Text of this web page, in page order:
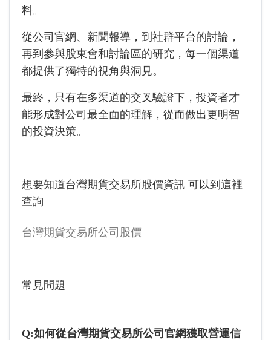
料。
從公司官網、新聞報導，到社群平台的討論，
再到參與股東會和討論區的研究，每一個渠道
都提供了獨特的視角與洞見。
最終，只有在多渠道的交叉驗證下，投資者才
能形成對公司最全面的理解，從而做出更明智
的投資決策。
想要知道台灣期貨交易所股價資訊 可以到這裡
查詢
台灣期貨交易所公司股價
常見問題
Q:如何從台灣期貨交易所公司官網獲取營運信